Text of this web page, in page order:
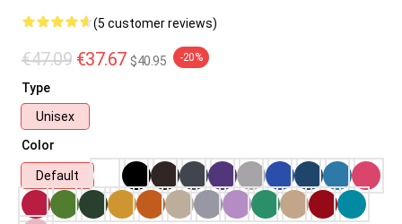
(5 customer reviews)
€47.09 €37.67 $40.95 -20%
Type
Unisex
Color
Default